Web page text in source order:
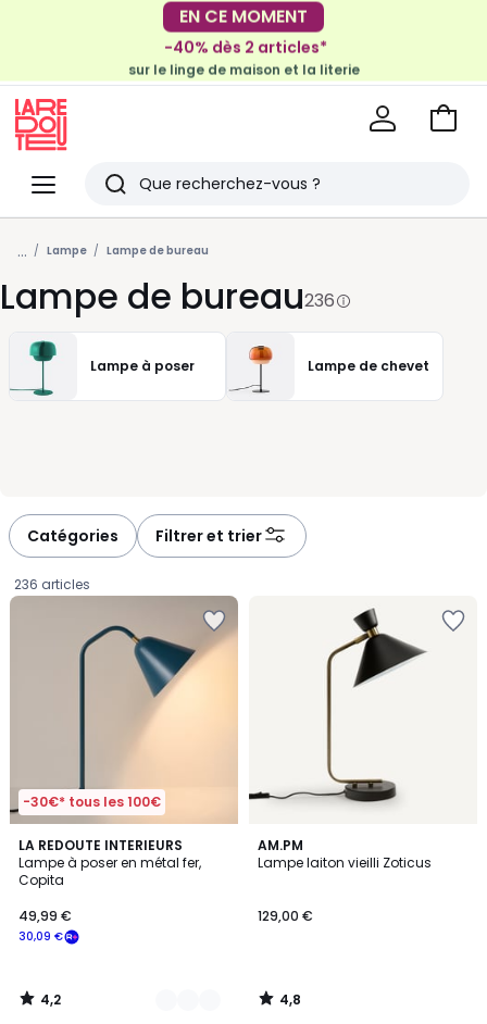
EN CE MOMENT
-30€ tous les 100€*
-40% dès 2 articles*
sur le linge de maison et la literie
Menu
Redoute
Rechercher
Derniers
articles
vus
Voir
... Lampe Lampe de bureau
Lampe de bureau236
Lampe à poser Lampe de chevet
Catégories Filtrer et trier
236 articles
-30€* tous les 100€
LA REDOUTE INTERIEURS
Lampe à poser en métal fer,
Copita
€
souscrivez
notre
programme
30,09 €
49,99 €
4,2
/ 5
6
Couleurs
4,2
/
AM.PM
Lampe laiton vieilli Zoticus
129,00 €
4,8
/ 5
4,8
/